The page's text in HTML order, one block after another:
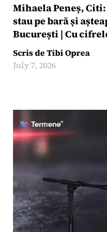
Mihaela Peneș,
stau pe bară și
București | Cu
Scris deTibi Oprea
July 7, 2026